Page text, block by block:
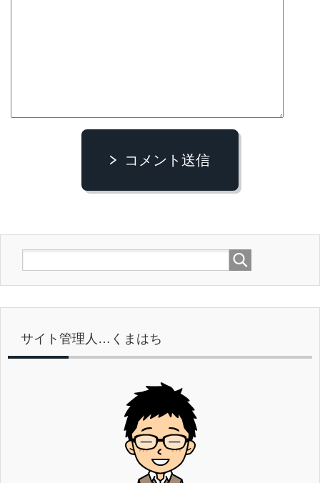
コメント送信
サイト管理人…くまはち